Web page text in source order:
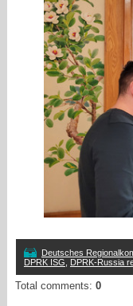
Deutsches
DPRK ISG
DPRK-Russia
Total comments: 0